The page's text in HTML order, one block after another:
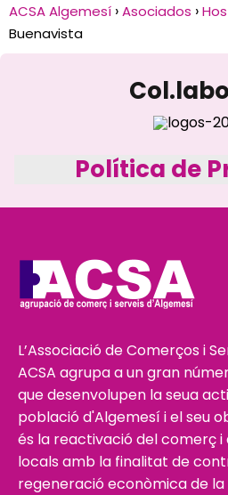
ACSA Algemesí Asociados
Buenavista
Política de
L’Associació de Comerços i
ACSA agrupa a un gran
que desenvolupen la seua
població d'Algemesí i el seu
és la reactivació del comerç
locals amb la finalitat de
regeneració econòmica de